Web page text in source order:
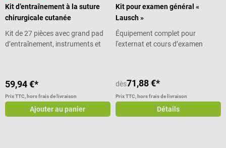
Kit d’entraînement à la suture
chirurgicale cutanée
Kit de 27 pièces avec grand pad
d’entraînement, instruments et
59,94 €*
Prix TTC, hors frais de livraison
Ajouter au panier
Kit pour examen général «
Lausch »
Équipement complet pour
l'externat et cours d’examen
dès71,88 €*
Prix TTC, hors frais de livraison
Détails